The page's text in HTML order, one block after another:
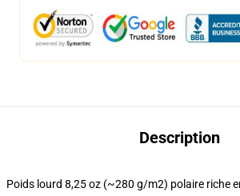
Description
Poids lourd 8,25 oz (~280 g/m2) polaire riche